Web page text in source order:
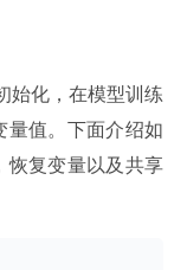
始化，在模型训练
量值。下面介绍如
恢复变量以及共享